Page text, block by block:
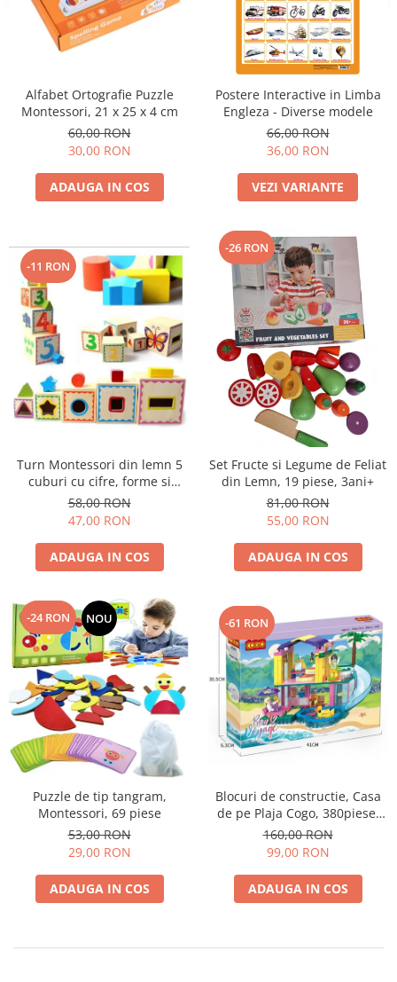
Alfabet Ortografie Puzzle
Montessori, 21 x 25 x 4 cm
60,00 RON
30,00 RON
ADAUGA IN COS
Postere Interactive in Limba
Engleza - Diverse modele
66,00 RON
36,00 RON
VEZI VARIANTE
-11 RON
Turn Montessori din lemn 5
cuburi cu cifre, forme si
animale.
58,00 RON
47,00 RON
ADAUGA IN COS
-26 RON
Set Fructe si Legume de Feliat
din Lemn, 19 piese, 3ani+
81,00 RON
55,00 RON
ADAUGA IN COS
-24 RON NOU
Puzzle de tip tangram,
Montessori, 69 piese
53,00 RON
29,00 RON
ADAUGA IN COS
-61 RON
Blocuri de constructie, Casa
de pe Plaja Cogo, 380piese,
+6ani
160,00 RON
99,00 RON
ADAUGA IN COS